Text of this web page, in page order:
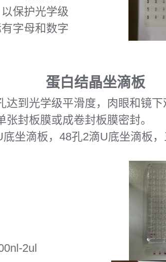
保护光学级
字母和数字
蛋白结晶坐滴板
达到光学级平滑度，肉眼和镜
封板膜或成卷封板膜密封。
坐滴板，48孔2滴U底坐滴板
2ul